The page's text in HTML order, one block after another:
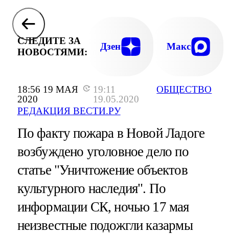
18:56 19 МАЯ
2020
19:11
19.05.2020
РЕДАКЦИЯ ВЕСТИ.РУ
ОБЩЕСТВО
СЛЕДИТЕ ЗА
НОВОСТЯМИ:
Дзен Макс
По факту пожара в Новой Ладоге
возбуждено уголовное дело по
статье "Уничтожение объектов
культурного наследия". По
информации СК, ночью 17 мая
неизвестные подожгли казармы